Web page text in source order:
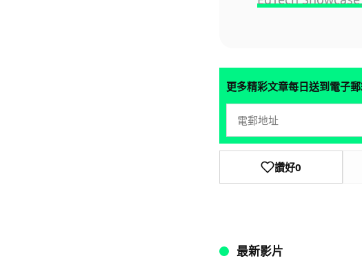
更多精彩文章每日送到電子
讚好0
最新影片